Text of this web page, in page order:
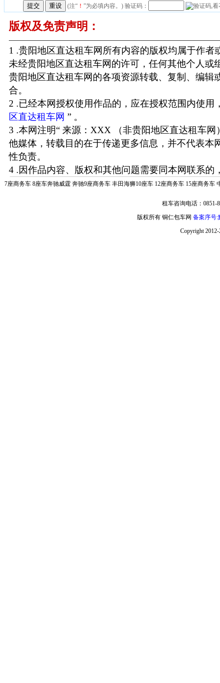
(注“ ！ ”为必填内容。) 验证码：
版权及免责声明：
1 .贵阳地区直达租车网所有内容的版权均属于作者
未经贵阳地区直达租车网的许可，任何其他个人或
贵阳地区直达租车网的各项资源转载、复制、编辑
合。
2 .已经本网授权使用作品的，应在授权范围内使用
区直达租车网 ” 。
3 .本网注明“ 来源：XXX （非贵阳地区直达租车网
他媒体，转载目的在于传递更多信息，并不代表本
性负责。
4 .因作品内容、版权和其他问题需要同本网联系的
7座商务车 8座车奔驰威霆 奔驰9座商务车 丰田海狮10座车 12座商务车 15座商务车
租车咨询电话：0851-
版权所有 铜仁包车网 备案序号:
Copyright